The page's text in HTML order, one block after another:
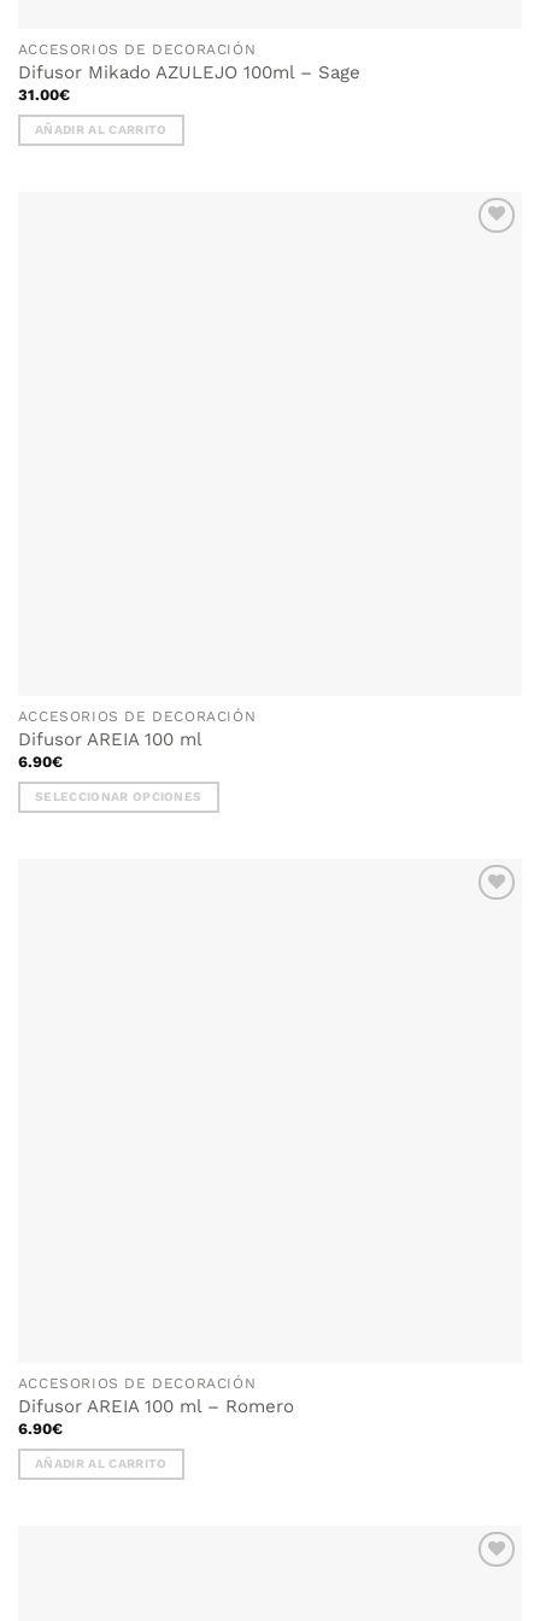
ACCESORIOS DE DECORACIÓN
Difusor Mikado AZULEJO 100ml – Sage
31.00€
AÑADIR AL CARRITO
ACCESORIOS DE DECORACIÓN
Difusor AREIA 100 ml
6.90€
SELECCIONAR OPCIONES
ACCESORIOS DE DECORACIÓN
Difusor AREIA 100 ml – Romero
6.90€
AÑADIR AL CARRITO